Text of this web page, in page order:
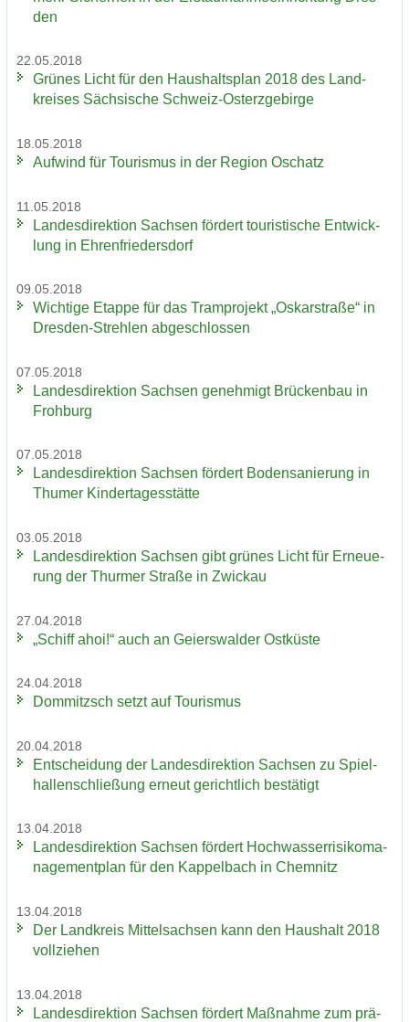
den
22.05.2018
Grü­nes Licht für den Haus­halts­plan 2018 des Land­
krei­ses Säch­si­sche Schweiz-​Osterzgebirge
18.05.2018
Auf­wind für Tou­ris­mus in der Re­gi­on Oschatz
11.05.2018
Lan­des­di­rek­ti­on Sach­sen för­dert tou­ris­ti­sche Ent­wick­
lung in Eh­ren­frie­ders­dorf
09.05.2018
Wich­ti­ge Etap­pe für das Tram­pro­jekt „Os­kar­stra­ße“ in
Dresden-​Strehlen ab­ge­schlos­sen
07.05.2018
Lan­des­di­rek­ti­on Sach­sen ge­neh­migt Brü­cken­bau in
Froh­burg
07.05.2018
Lan­des­di­rek­ti­on Sach­sen för­dert Bo­den­sa­nie­rung in
Thu­mer Kin­der­ta­ges­stät­te
03.05.2018
Lan­des­di­rek­ti­on Sach­sen gibt grü­nes Licht für Er­neue­
rung der Thur­mer Stra­ße in Zwi­ckau
27.04.2018
„Schiff ahoi!“ auch an Gei­ers­wal­der Ost­küs­te
24.04.2018
Dom­mitzsch setzt auf Tou­ris­mus
20.04.2018
Ent­schei­dung der Lan­des­di­rek­ti­on Sach­sen zu Spiel­
hal­len­schlie­ßung er­neut ge­richt­lich be­stä­tigt
13.04.2018
Lan­des­di­rek­ti­on Sach­sen för­dert Hoch­was­ser­ri­si­ko­ma­
nage­ment­plan für den Kap­pel­bach in Chem­nitz
13.04.2018
Der Land­kreis Mit­tel­sach­sen kann den Haus­halt 2018
voll­zie­hen
13.04.2018
Lan­des­di­rek­ti­on Sach­sen för­dert Maß­nah­me zum prä­